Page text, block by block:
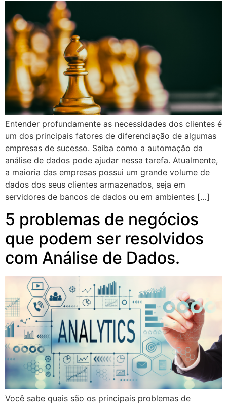
Entender profundamente as necessidades dos clientes é
um dos principais fatores de diferenciação de algumas
empresas de sucesso. Saiba como a automação da
análise de dados pode ajudar nessa tarefa. Atualmente,
a maioria das empresas possui um grande volume de
dados dos seus clientes armazenados, seja em
servidores de bancos de dados ou em ambientes […]
5 problemas de negócios
que podem ser resolvidos
com Análise de Dados.
Você sabe quais são os principais problemas de